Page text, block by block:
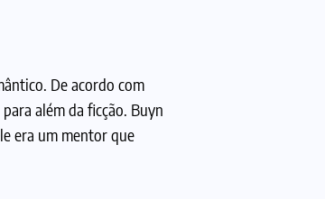
De acordo com
além da ficção. Buyn
era um mentor que